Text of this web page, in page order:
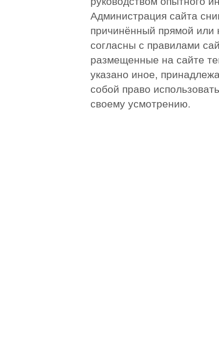
Администрация сайта
причинённый прямой или
согласны с правилами
размещенные на сайте
указано иное,
собой право
своему усмотрению.